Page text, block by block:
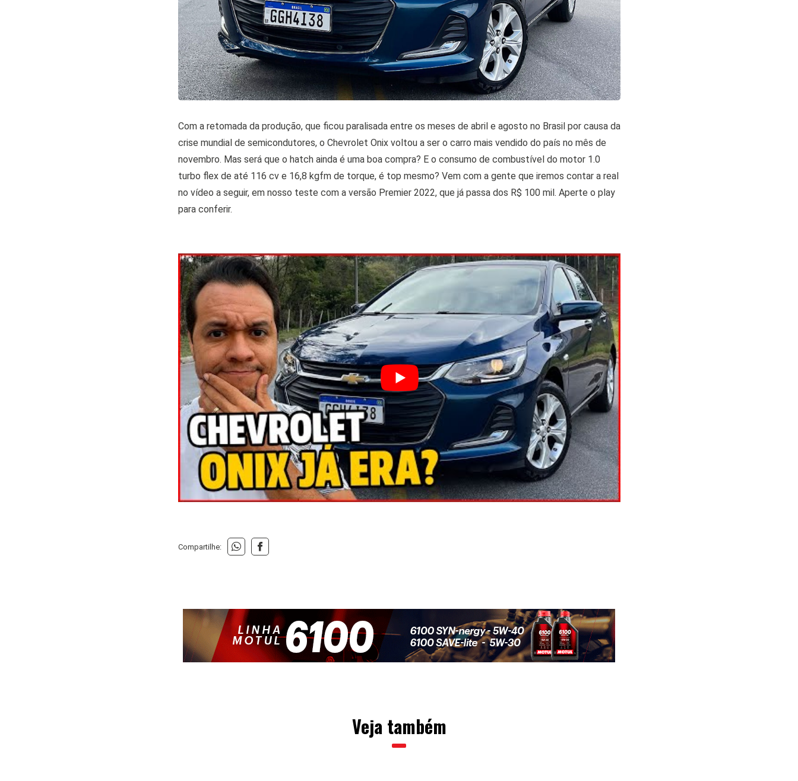
Com a retomada da produção, que ficou paralisada entre os meses de abril e agosto no Brasil por causa da
crise mundial de semicondutores, o Chevrolet Onix voltou a ser o carro mais vendido do país no mês de
novembro. Mas será que o hatch ainda é uma boa compra? E o consumo de combustível do motor 1.0
turbo flex de até 116 cv e 16,8 kgfm de torque, é top mesmo? Vem com a gente que iremos contar a real
no vídeo a seguir, em nosso teste com a versão Premier 2022, que já passa dos R$ 100 mil. Aperte o play
para conferir.
Compartilhe:
Veja também